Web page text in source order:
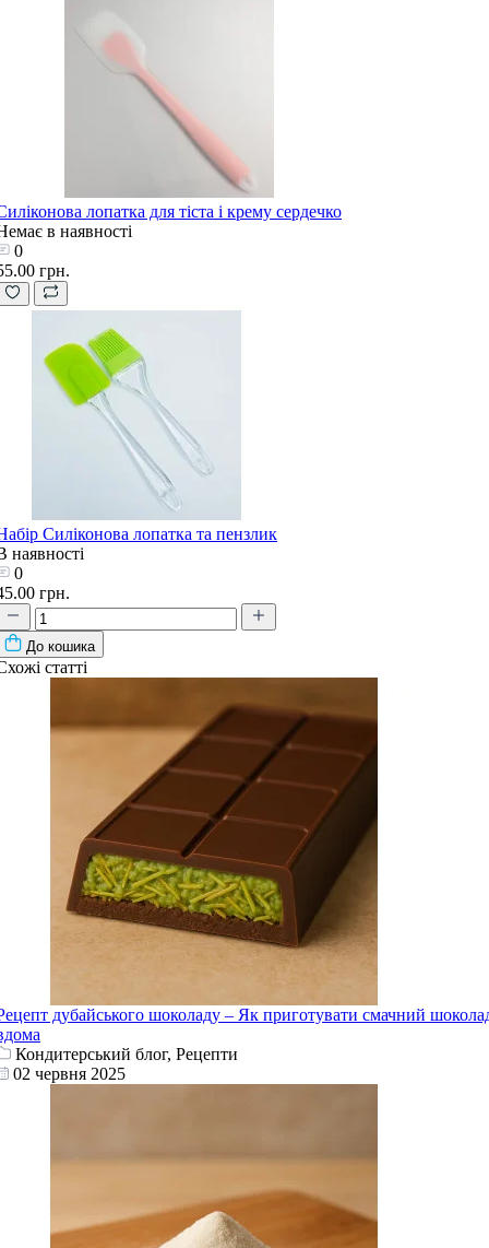
лопатка для тіста і крему сердечко
в наявності
0
грн.
Силіконова лопатка та пензлик
наявності
0
грн.
До кошика
статті
дубайського шоколаду – Як приготувати смачний
Кондитерський блог, Рецепти
02 червня 2025